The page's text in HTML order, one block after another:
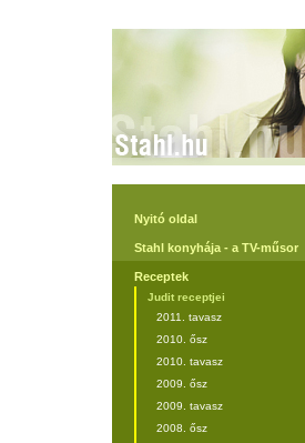
Nyitó oldal
Stahl konyhája - a TV-műsor
Receptek
Judit receptjei
2011. tavasz
2010. ősz
2010. tavasz
2009. ősz
2009. tavasz
2008. ősz